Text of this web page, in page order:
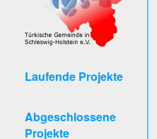
Laufende Projekte
Abgeschlossene
Projekte